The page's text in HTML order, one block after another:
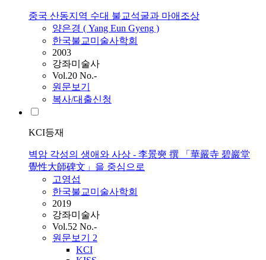
중국 산동지역 수대 불교석굴과 마애조상
양은경 ( Yang Eun Gyeng )
한국불교미술사학회
2003
강좌미술사
Vol.20 No.-
원문보기
복사/대출신청
KCI등재
벽암 각성의 생애와 사상 - 李景奭 撰 「華嚴寺 碧巖堂
覺性大師碑文」을 중심으로
고영섭
한국불교미술사학회
2019
강좌미술사
Vol.52 No.-
원문보기 2
KCI